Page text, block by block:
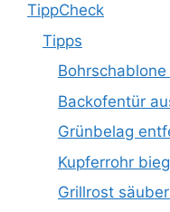
TippCheck
Tipps
Backofentür
Grünbelag
Kupferrohr
Grillrost